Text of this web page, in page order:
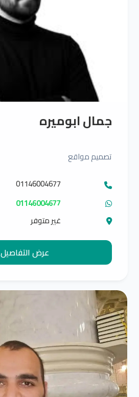
جمال ابوميره
تصميم مواقع
01146004677
01146004677
غير متوفر
عرض التفاصيل